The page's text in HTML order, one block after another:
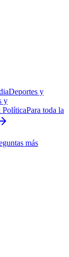
Deportes y
y
Para toda la
más